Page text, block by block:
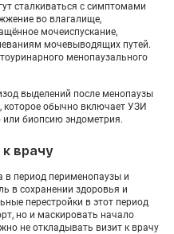
сталкиваться с симптомами
во влагалище,
мочеиспускание,
мочевыводящих путей.
менопаузального
выделений после менопаузы
которое обычно включает УЗИ
или биопсию эндометрия.
врачу
в период перименопаузы и
в сохранении здоровья и
перестройки в этот период
но и маскировать начало
не откладывать визит к врачу